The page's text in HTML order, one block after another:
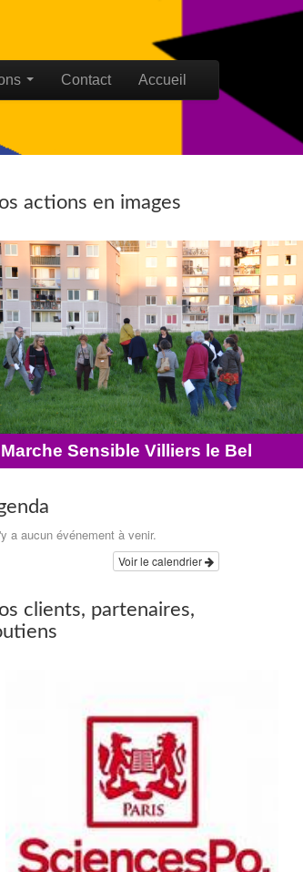
Contact Accueil
actions en images
Marche Sensible Villiers le Bel
a aucun événement à venir.
Voir le calendrier
clients, partenaires,